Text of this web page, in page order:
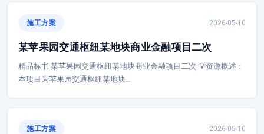
施工方案 2026-05-10
某苹果园交通枢纽某地块商业金融项目二次
精品标书 某苹果园交通枢纽某地块商业金融项目二次 💡资源概述：
本项目为苹果园交通枢纽某地块…
施工方案 2026-05-10